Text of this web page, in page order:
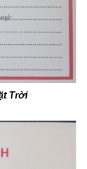
Trời